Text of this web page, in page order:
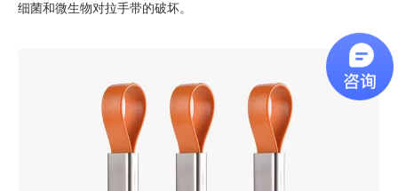
细菌和微生物对拉手带的破坏。